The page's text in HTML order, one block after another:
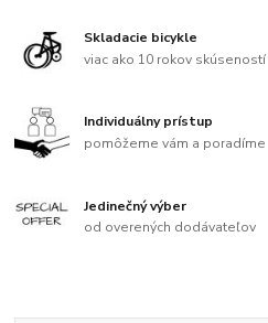
Skladacie bicykle
viac ako 10 rokov skúseností
Individuálny prístup
pomôžeme vám a poradíme
Jedinečný výber
od overených dodávateľov